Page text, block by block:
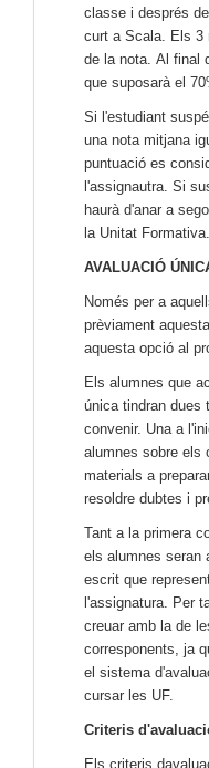
classe i després
curt a Scala. Els 3
de la nota. Al final
que suposarà el
Si l'estudiant
una nota mitjana
puntuació es
l'assignautra. Si
haurà d'anar a
la Unitat Formativa.
AVALUACIÓ
Només per a
prèviament
aquesta opció al
Els alumnes que
única tindran dues
convenir. Una a
alumnes sobre els
materials a
resoldre dubtes i
Tant a la primera
els alumnes seran
escrit que
l'assignatura. Per
creuar amb la de
corresponents, ja
el sistema
cursar les UF.
Criteris
Els criteris